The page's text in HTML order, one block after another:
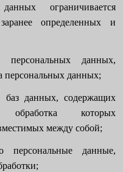
ограничивается
определенных и
персональных данных,
персональных данных;
баз данных, содержащих
обработка которых
между собой;
персональные данные,